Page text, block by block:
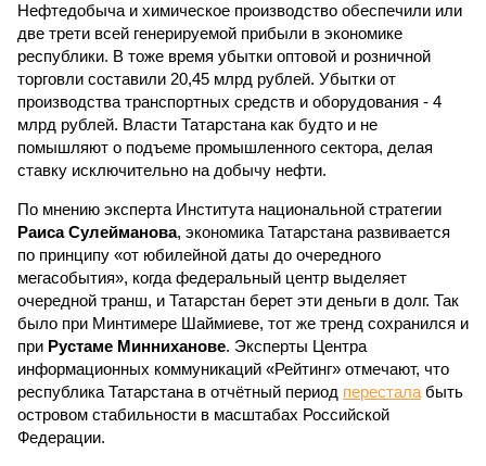
Нефтедобыча и химическое производство обеспечили или
две трети всей генерируемой прибыли в экономике
республики. В тоже время убытки оптовой и розничной
торговли составили 20,45 млрд рублей. Убытки от
производства транспортных средств и оборудования - 4
млрд рублей. Власти Татарстана как будто и не
помышляют о подъеме промышленного сектора, делая
ставку исключительно на добычу нефти.
По мнению эксперта Института национальной стратегии
Раиса Сулейманова, экономика Татарстана развивается
по принципу «от юбилейной даты до очередного
мегасобытия», когда федеральный центр выделяет
очередной транш, и Татарстан берет эти деньги в долг. Так
было при Минтимере Шаймиеве, тот же тренд сохранился и
при Рустаме Минниханове. Эксперты Центра
информационных коммуникаций «Рейтинг» отмечают, что
республика Татарстана в отчётный период перестала быть
островом стабильности в масштабах Российской
Федерации.